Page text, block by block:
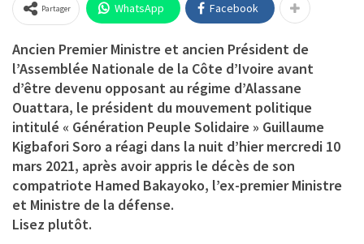
Partager WhatsApp Facebook
Ancien Premier Ministre et ancien Président de
l’Assemblée Nationale de la Côte d’Ivoire avant
d’être devenu opposant au régime d’Alassane
Ouattara, le président du mouvement politique
intitulé « Génération Peuple Solidaire » Guillaume
Kigbafori Soro a réagi dans la nuit d’hier mercredi 10
mars 2021, après avoir appris le décès de son
compatriote Hamed Bakayoko, l’ex-premier Ministre
et Ministre de la défense.
Lisez plutôt.